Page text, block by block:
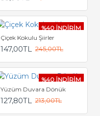
%40 İNDİRİM
Çiçek Kokulu Şiirler
147,00TL 245,00TL
%40 İNDİRİM
Yüzüm Duvara Dönük
127,80TL 213,00TL